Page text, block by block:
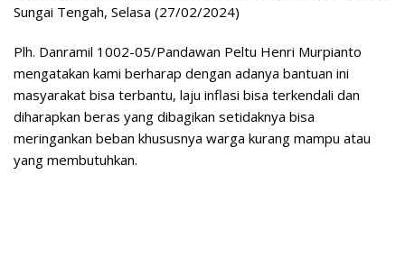
Sungai Tengah, Selasa (27/02/2024)
Plh. Danramil 1002-05/Pandawan Peltu Henri Murpianto
mengatakan kami berharap dengan adanya bantuan ini
masyarakat bisa terbantu, laju inflasi bisa terkendali dan
diharapkan beras yang dibagikan setidaknya bisa
meringankan beban khususnya warga kurang mampu atau
yang membutuhkan.